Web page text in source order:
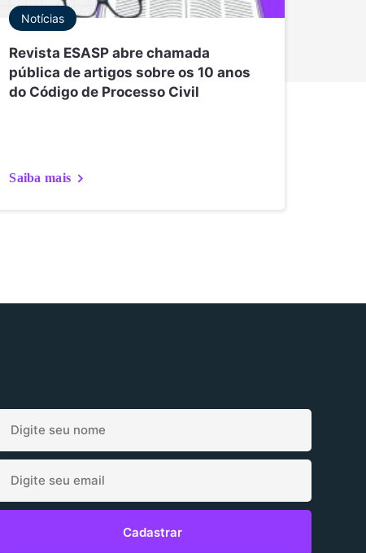
Notícias
Revista ESASP abre chamada
pública de artigos sobre os 10 anos
do Código de Processo Civil
Saiba mais